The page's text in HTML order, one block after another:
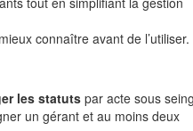
connaître avant de l’utiliser.
les statuts par acte sous seing
un gérant et au moins deux